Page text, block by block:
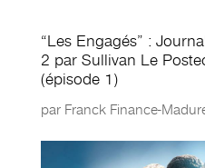
“Les Engagés” :
2 par Sullivan Le
(épisode 1)
par Franck Finance-